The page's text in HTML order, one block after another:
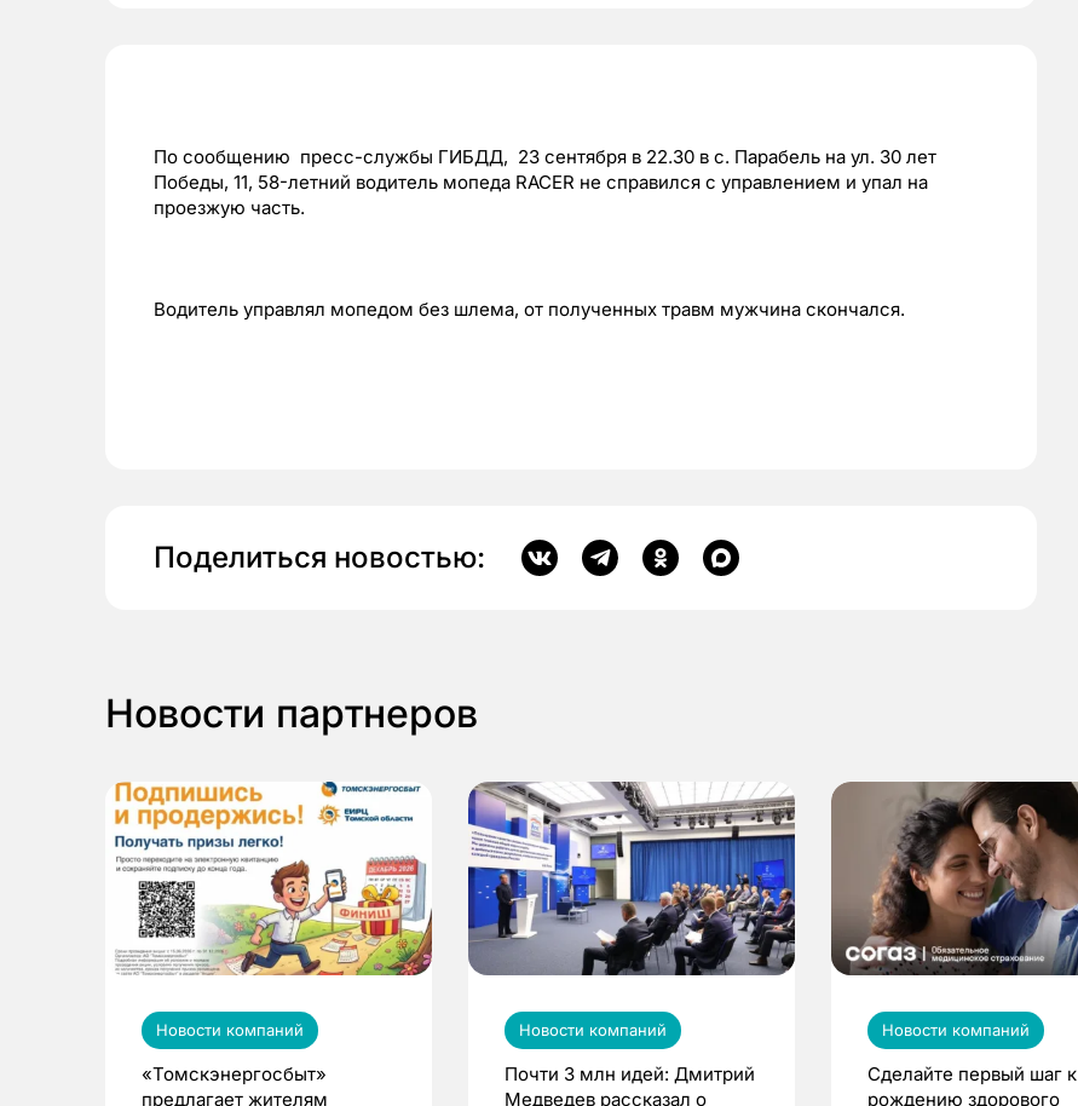
По сообщению пресс-службы ГИБДД, 23 сентября в 22.30 в с. Парабель на ул. 30 лет
Победы, 11, 58-летний водитель мопеда RACER не справился с управлением и упал на
проезжую часть.
Водитель управлял мопедом без шлема, от полученных травм мужчина скончался.
Поделиться новостью:
Новости партнеров
Новости компаний
«Томскэнергосбыт»
предлагает жителям
Новости компаний
Почти 3 млн идей: Дмитрий
Медведев рассказал о
Новости компаний
Сделайте первый шаг к
рождению здорового